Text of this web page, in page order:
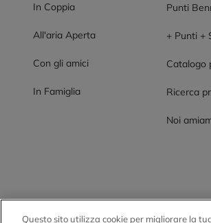
In Coppia
All'aria Aperta
Con gli amici
In Famiglia
Punti
+ Punti +
Catalogo
Ricerca
Noi
Questo sito utilizza cookie per migliorare la